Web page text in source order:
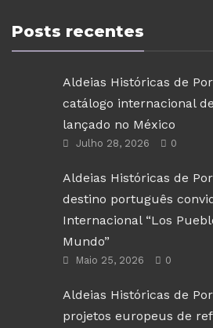
Posts recentes
Aldeias Históricas de
catálogo internacional
lançado no México
Julho 28, 2026 0
Aldeias Históricas de
destino português
Internacional “Los
Mundo”
Maio 25, 2026 0
Aldeias Históricas de
projetos europeus de